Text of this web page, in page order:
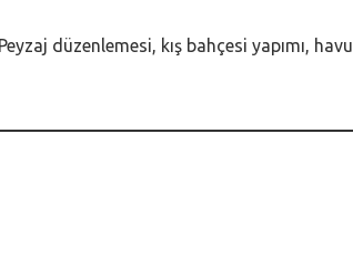
düzenlemesi, kış bahçesi yapımı,